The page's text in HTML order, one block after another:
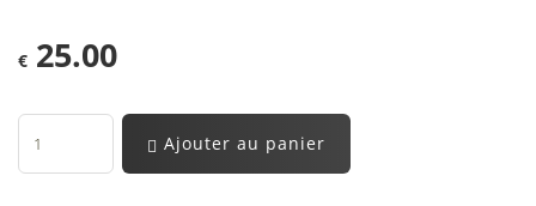
€ 25.00
Ajouter au panier